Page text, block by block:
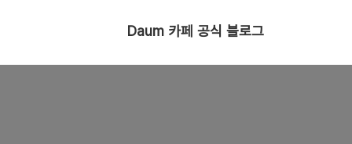
Daum 카페 공식 블로그